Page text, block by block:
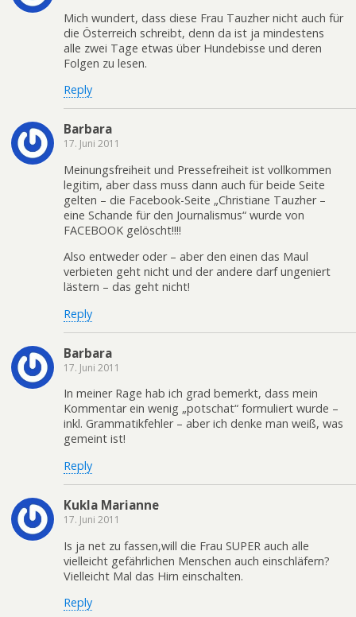
Mich wundert, dass diese Frau Tauzher nicht auch für
die Österreich schreibt, denn da ist ja mindestens
alle zwei Tage etwas über Hundebisse und deren
Folgen zu lesen.
Reply
Barbara
17. Juni 2011
Meinungsfreiheit und Pressefreiheit ist vollkommen
legitim, aber dass muss dann auch für beide Seite
gelten – die Facebook-Seite „Christiane Tauzher –
eine Schande für den Journalismus“ wurde von
FACEBOOK gelöscht!!!!
Also entweder oder – aber den einen das Maul
verbieten geht nicht und der andere darf ungeniert
lästern – das geht nicht!
Reply
Barbara
17. Juni 2011
In meiner Rage hab ich grad bemerkt, dass mein
Kommentar ein wenig „potschat“ formuliert wurde –
inkl. Grammatikfehler – aber ich denke man weiß, was
gemeint ist!
Reply
Kukla Marianne
17. Juni 2011
Is ja net zu fassen,will die Frau SUPER auch alle
vielleicht gefährlichen Menschen auch einschläfern?
Vielleicht Mal das Hirn einschalten.
Reply